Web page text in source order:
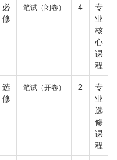
必
修
笔试（闭卷） 4
专
业
核
心
课
程
选
修
笔试（开卷） 2
专
业
选
修
课
程